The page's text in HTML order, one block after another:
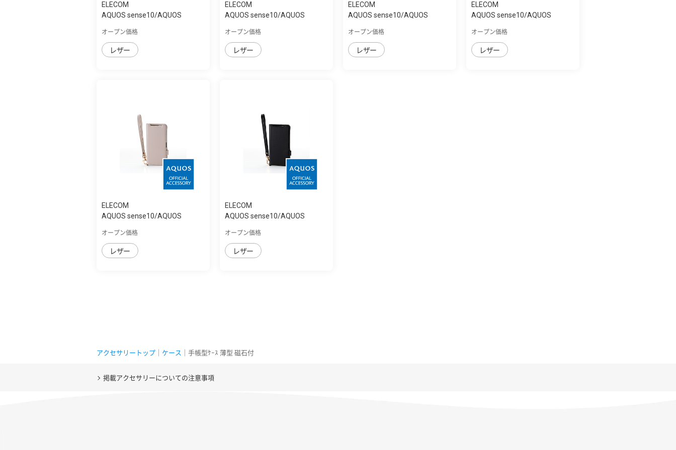
ELECOM
AQUOS sense10/AQUOS
オープン価格
レザー
ELECOM
AQUOS sense10/AQUOS
オープン価格
レザー
ELECOM
AQUOS sense10/AQUOS
オープン価格
レザー
ELECOM
AQUOS sense10/AQUOS
オープン価格
レザー
ELECOM
AQUOS sense10/AQUOS
オープン価格
レザー
ELECOM
AQUOS sense10/AQUOS
オープン価格
レザー
アクセサリートップ ケース ｜手帳型ｹｰｽ 薄型 磁石付
掲載アクセサリーについての注意事項